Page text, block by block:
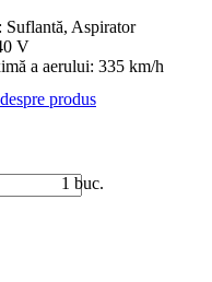
: Suflantă, Aspirator
V
a aerului: 335 km/h
produs
1 buc.